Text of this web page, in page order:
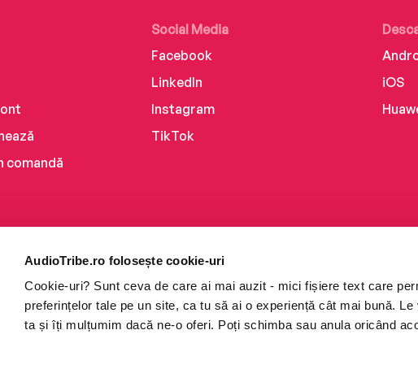
AudioTribe.ro folosește cookie-uri
Cookie-uri? Sunt ceva de care ai mai auzit - mici fișiere text care
preferințelor tale pe un site, ca tu să ai o experiență cât mai bună.
ta și îți mulțumim dacă ne-o oferi. Poți schimba sau anula oricând
comandă
Social Media
Facebook
LinkedIn
Instagram
TikTok
iOS